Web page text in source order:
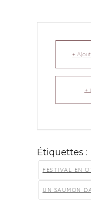
+
+
Étiquettes :
FESTIVAL EN
UN SAUMON